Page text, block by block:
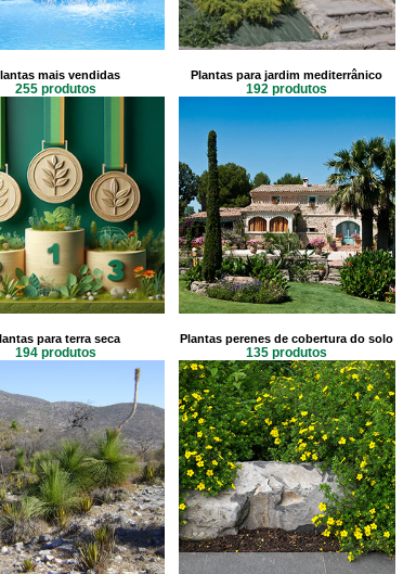
mais vendidas
255 produtos
Plantas para jardim mediterrânico
192 produtos
para terra seca
194 produtos
Plantas perenes de cobertura do solo
135 produtos